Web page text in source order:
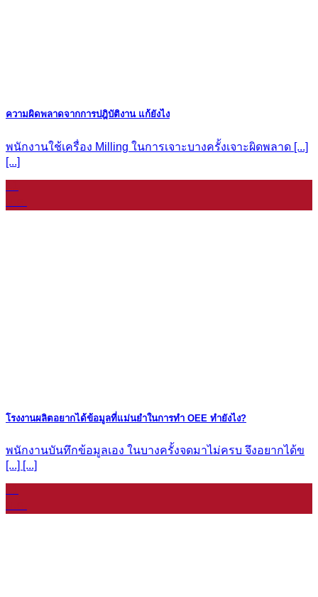
ความผิดพลาดจากการปฎิบัติงาน แก้ยังไง
พนักงานใช้เครื่อง Milling ในการเจาะบางครั้งเจาะผิดพลาด [...]
[...]
โรงงานผลิตอยากได้ข้อมูลที่แม่นยำในการทำ OEE ทำยังไง?
พนักงานบันทึกข้อมูลเอง ในบางครั้งจดมาไม่ครบ จึงอยากได้ข
[...] [...]